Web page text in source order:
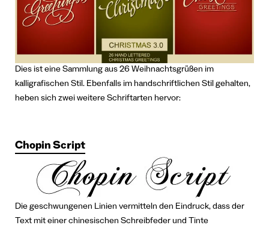
Dies ist eine Sammlung aus 26 Weihnachtsgrüßen im
kalligrafischen Stil. Ebenfalls im handschriftlichen Stil gehalten,
heben sich zwei weitere Schriftarten hervor:
Chopin Script
Die geschwungenen Linien vermitteln den Eindruck, dass der
Text mit einer chinesischen Schreibfeder und Tinte